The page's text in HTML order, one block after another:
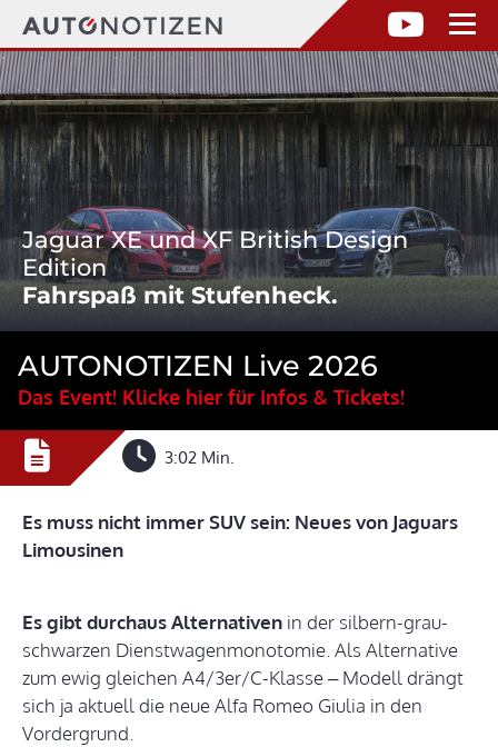
Jaguar XE und XF British Design
Edition
Fahrspaß mit Stufenheck.
AUTONOTIZEN Live 2026
Das Event! Klicke hier für Infos & Tickets!
3:02 Min.
Es muss nicht immer SUV sein: Neues von Jaguars
Limousinen
Es gibt durchaus Alternativen in der silbern-grau-
schwarzen Dienstwagenmonotomie. Als Alternative
zum ewig gleichen A4/3er/C-Klasse – Modell drängt
sich ja aktuell die neue Alfa Romeo Giulia in den
Vordergrund.